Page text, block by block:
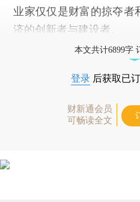
业家仅仅是财富的掠夺者
济的创新者与建设者。
本文共计6899字
登录 后获取已
财新通会员
可畅读全文